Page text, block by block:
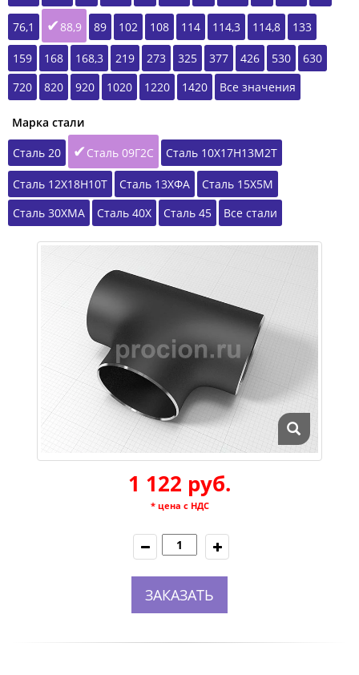
76,1 88,9 89 102 108 114 114,3 114,8 133
159 168 168,3 219 273 325 377 426 530
630
720
820 920 1020 1220 1420 Все значения
Марка стали
Сталь 20
Сталь 09Г2С Сталь 10Х17Н13М2Т
Сталь 12Х18Н10Т Сталь 13ХФА
Сталь 15Х5М
Сталь 30ХМА
Сталь 40Х Сталь 45 Все стали
1 122 руб.
* цена с НДС
ЗАКАЗАТЬ